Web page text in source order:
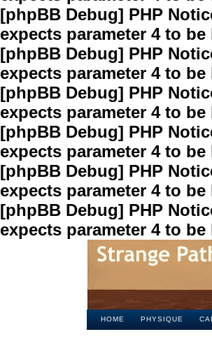
[phpBB Debug] PHP
expects parameter 4 to
[phpBB Debug] PHP
expects parameter 4 to
[phpBB Debug] PHP
expects parameter 4 to
[phpBB Debug] PHP
expects parameter 4 to
[phpBB Debug] PHP
expects parameter 4 to
[phpBB Debug] PHP
expects parameter 4 to
HOME PHYSIQUE